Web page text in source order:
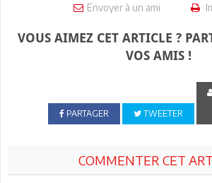
Envoyer à un ami
VOUS AIMEZ CET ARTICLE ?
VOS AMIS !
PARTAGER TWEETER
COMMENTER CET